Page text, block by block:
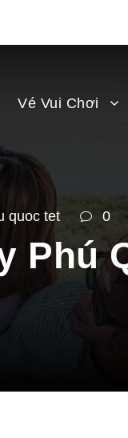
Vé Vui Chơi
quoc tet 0
Phú